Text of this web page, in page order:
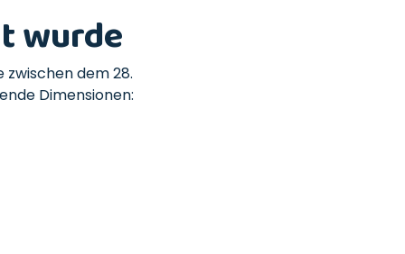
wurde
zwischen dem 28.
Dimensionen: